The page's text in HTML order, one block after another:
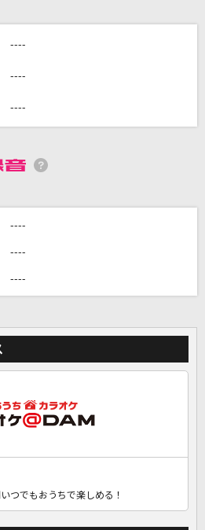
曲・ランキングなど
新情報をチェック！
をもっと楽しもう！
と一緒に！練習にも！
----
----
----
----
----
----
つでもおうちで楽しめる！